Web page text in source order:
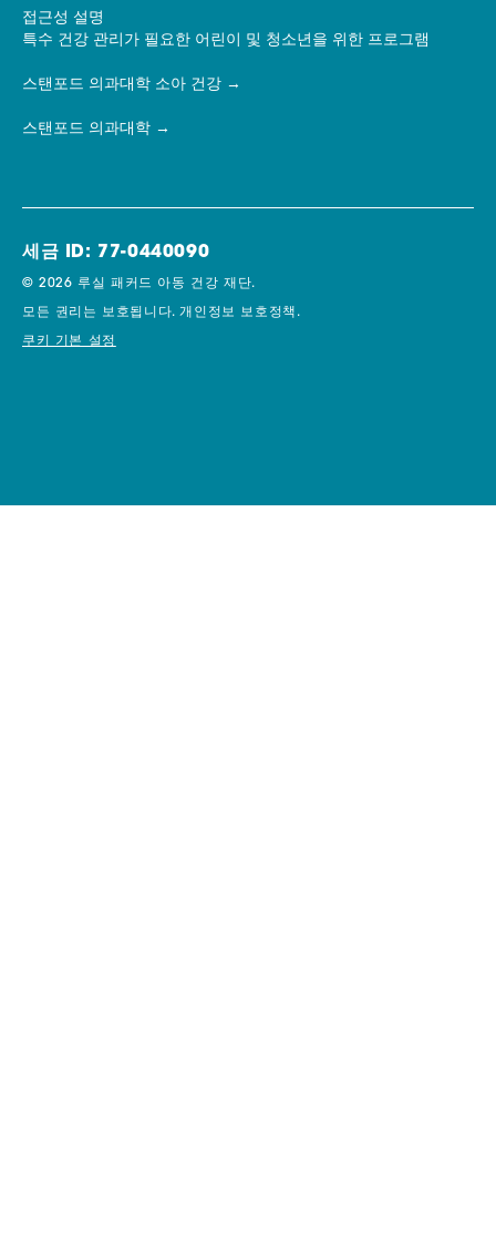
접근성 설명
특수 건강 관리가 필요한 어린이 및 청소년을 위한 프로그램
스탠포드 의과대학 소아 건강
스탠포드 의과대학
세금 ID: 77-0440090
© 2026 루실 패커드 아동 건강 재단.
모든 권리는 보호됩니다.개인정보 보호정책.
쿠키 기본 설정